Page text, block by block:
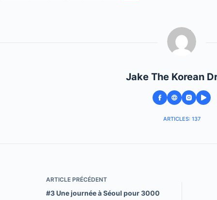
Jake The Korean
ARTICLES: 137
ARTICLE PRÉCÉDENT
#3 Une journée à Séoul pour 3000